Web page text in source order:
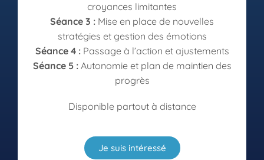
croyances limitantes
Séance 3 : Mise en place de nouvelles
stratégies et gestion des émotions
Séance 4 :Passage à l’action et ajustements
Séance 5 :Autonomie et plan de maintien des
progrès
Disponible partout à distance
Je suis intéressé